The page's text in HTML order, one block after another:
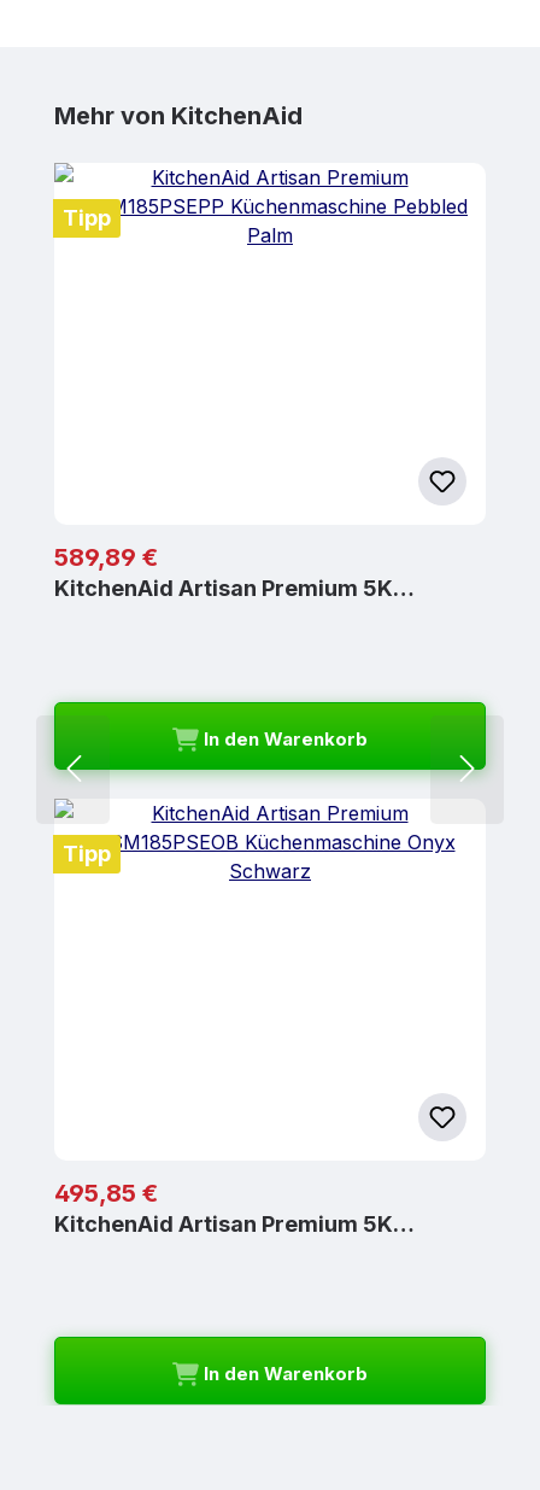
Produktgalerie überspringen
Mehr von KitchenAid
Tipp
Regulärer Preis:
589,89 €
KitchenAid Artisan Premium 5K…
In den Warenkorb
Tipp
Regulärer Preis:
495,85 €
KitchenAid Artisan Premium 5K…
In den Warenkorb